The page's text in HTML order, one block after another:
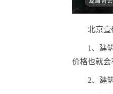
北京壹
1、建
价格也就会
2、建